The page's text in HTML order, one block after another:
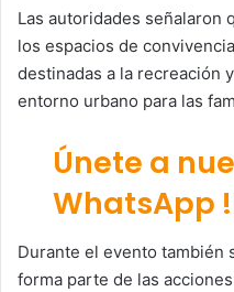
Las autoridades señalaron
los espacios de
destinadas a la recreación
entorno urbano para las
Únete a
WhatsApp
Durante el evento también
forma parte de las